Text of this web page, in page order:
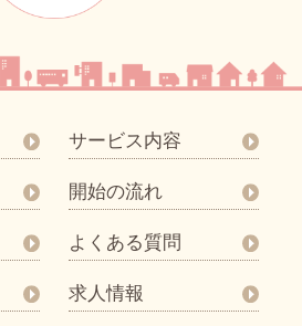
サービス内容
開始の流れ
よくある質問
求人情報